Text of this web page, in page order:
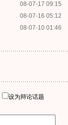
08-07-17 09:15
08-07-16 05:12
08-07-10 01:46
设为辩论话题